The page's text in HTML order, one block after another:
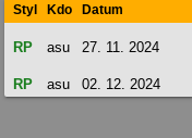
Styl Kdo Datum
RP asu 27. 11. 2024
RP asu 02. 12. 2024